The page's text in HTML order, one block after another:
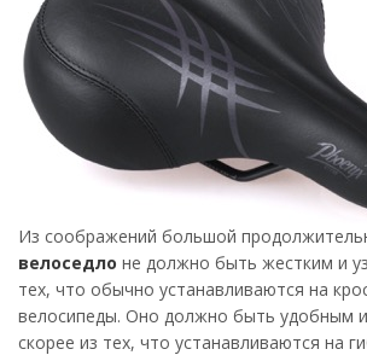
Из соображений большой
велоседло не должно быть жестким и
тех, что обычно устанавливаются на
велосипеды. Оно должно быть удобным
скорее из тех, что устанавливаются на